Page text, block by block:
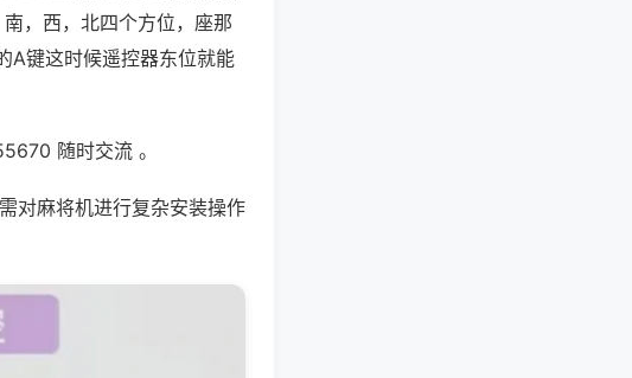
，西，北四个方位，座那
A键这时候遥控器东位就能
随时交流 。
对麻将机进行复杂安装操作